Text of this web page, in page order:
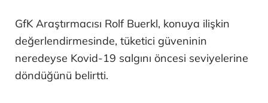
GfK Araştırmacısı Rolf Buerkl, konuya ilişkin
değerlendirmesinde, tüketici güveninin
neredeyse Kovid-19 salgını öncesi seviyelerine
döndüğünü belirtti.